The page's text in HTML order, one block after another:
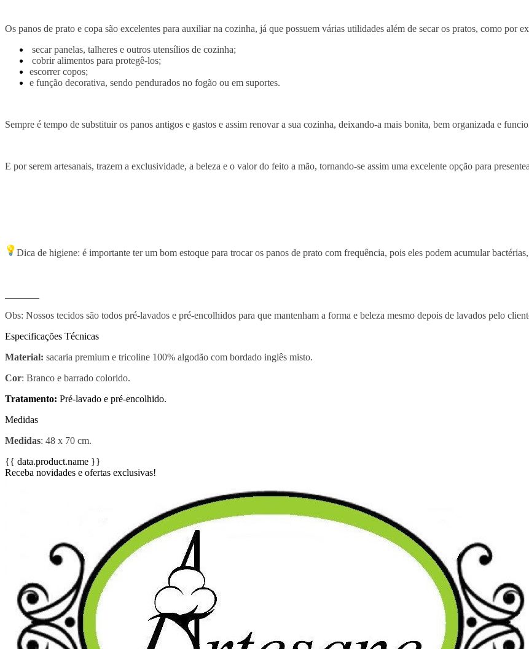
Os panos de prato e copa são excelentes para auxiliar na cozinha, já que possuem várias utilidades além de secar os pratos, como por
secar panelas, talheres e outros utensílios de cozinha;
cobrir alimentos para protegê-los;
escorrer copos;
e função decorativa, sendo pendurados no fogão ou em suportes.
Sempre é tempo de substituir os panos antigos e gastos e assim renovar a sua cozinha, deixando-a mais bonita, bem organizada e
E por serem artesanais, trazem a exclusividade, a beleza e o valor do feito a mão, tornando-se assim uma excelente opção para
Dica de higiene: é importante ter um bom estoque para trocar os panos de prato com frequência, pois eles podem acumular
Obs: Nossos tecidos são todos pré-lavados e pré-encolhidos para que mantenham a forma e beleza mesmo depois de lavados pelo
Especificações Técnicas
Material: sacaria premium e tricoline 100% algodão com bordado inglês misto.
Cor: Branco e barrado colorido.
Tratamento: Pré-lavado e pré-encolhido.
Medidas
Medidas: 48 x 70 cm.
{{ data.product.name }}
Receba novidades e ofertas exclusivas!